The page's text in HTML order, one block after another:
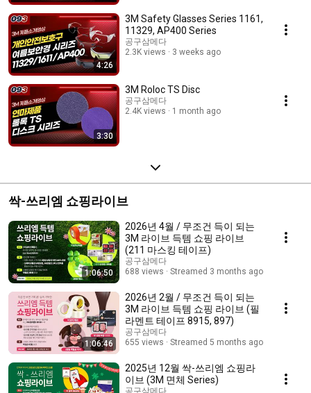
4:26
3M Safety Glasses Series 1161,
11329, AP400 Series
공구삼메다
2.3K views
3 weeks ago
3:30
3M Roloc TS Disc
공구삼메다
2.4K views
1 month ago
싹-쓰리엠 쇼핑라이브
1:06:50
2026년 4월 / 무조건 득이 되는
3M 라이브 득템 쇼핑 라이브
(211 마스킹 테이프)
공구삼메다
688 views
Streamed 3 months ago
1:06:46
2026년 2월 / 무조건 득이 되는
3M 라이브 득템 쇼핑 라이브 (필
라멘트 테이프 8915, 897)
공구삼메다
655 views
Streamed 5 months ago
2025년 12월 싹-쓰리엠 쇼핑라
이브 (3M 면체 Series)
공구삼메다